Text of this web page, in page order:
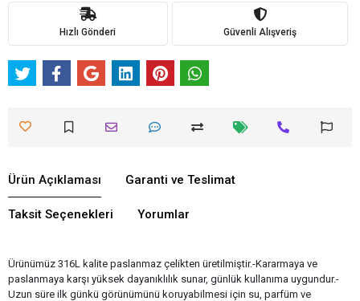
Hızlı Gönderi Güvenli Alışveriş
Ürün Açıklaması Garanti ve Teslimat
Taksit Seçenekleri Yorumlar
Ürünümüz 316L kalite paslanmaz çelikten üretilmiştir.-Kararmaya ve
paslanmaya karşı yüksek dayanıklılık sunar, günlük kullanıma uygundur.-
Uzun süre ilk günkü görünümünü koruyabilmesi için su, parfüm ve